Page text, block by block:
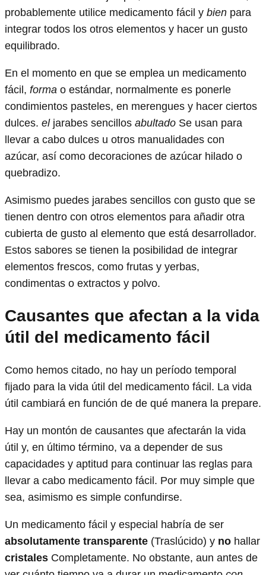
probablemente utilice medicamento fácil y bien para
integrar todos los otros elementos y hacer un gusto
equilibrado.
En el momento en que se emplea un medicamento
fácil, forma o estándar, normalmente es ponerle
condimientos pasteles, en merengues y hacer ciertos
dulces. eljarabes sencillos abultado Se usan para
llevar a cabo dulces u otros manualidades con
azúcar, así como decoraciones de azúcar hilado o
quebradizo.
Asimismo puedes jarabes sencillos con gusto que se
tienen dentro con otros elementos para añadir otra
cubierta de gusto al elemento que está desarrollador.
Estos sabores se tienen la posibilidad de integrar
elementos frescos, como frutas y yerbas,
condimentas o extractos y polvo.
Causantes que afectan a la vida
útil del medicamento fácil
Como hemos citado, no hay un período temporal
fijado para la vida útil del medicamento fácil. La vida
útil cambiará en función de de qué manera la prepare.
Hay un montón de causantes que afectarán la vida
útil y, en último término, va a depender de sus
capacidades y aptitud para continuar las reglas para
llevar a cabo medicamento fácil. Por muy simple que
sea, asimismo es simple confundirse.
Un medicamento fácil y especial habría de ser
absolutamente transparente (Traslúcido) y no hallar
cristales Completamente. No obstante, aun antes de